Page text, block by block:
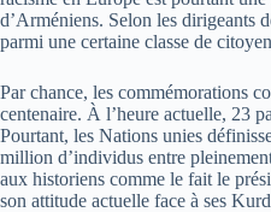
d’Arméniens. Selon les dirigeants
parmi une certaine classe de
Par chance, les commémorations
centenaire. À l’heure actuelle, 23
Pourtant, les Nations unies
million d’individus entre
aux historiens comme le fait le
son attitude actuelle face à ses